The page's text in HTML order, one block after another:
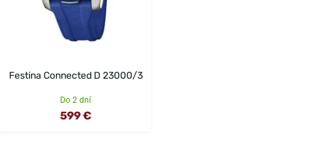
Festina Connected D 23000/3
Do 2 dní
599 €